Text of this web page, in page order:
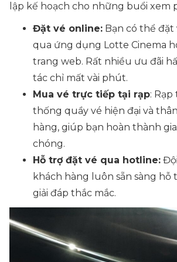
lập kế hoạch cho những buổi xem
Đặt vé online: Bạn có thể
qua ứng dụng Lotte Cinema
trang web. Rất nhiều ưu đãi
tác chỉ mất vài phút.
Mua vé trực tiếp tại rạp:
thống quầy vé hiện đại và
hàng, giúp bạn hoàn thành
chóng.
Hỗ trợ đặt vé qua hotline:
khách hàng luôn sẵn sàng hỗ
giải đáp thắc mắc.